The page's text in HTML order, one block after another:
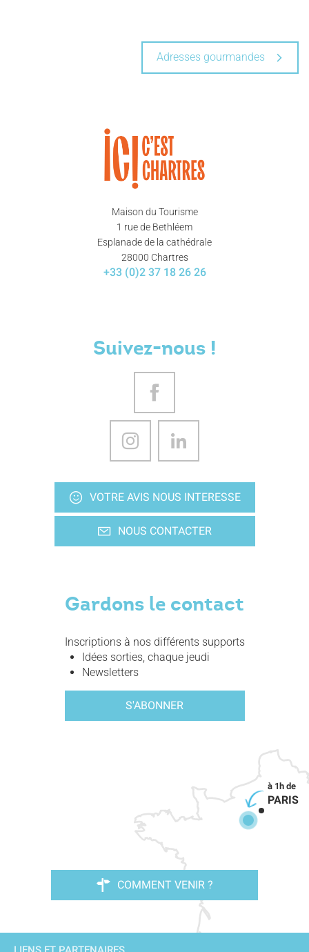
Adresses gourmandes
Maison du Tourisme
1 rue de Bethléem
Esplanade de la cathédrale
28000 Chartres
+33 (0)2 37 18 26 26
Suivez-nous !
VOTRE AVIS NOUS INTERESSE
NOUS CONTACTER
Gardons le contact
Inscriptions à nos différents supports
Idées sorties, chaque jeudi
Newsletters
S'ABONNER
PARIS
COMMENT VENIR ?